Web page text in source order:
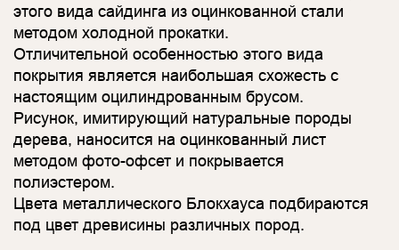
этого вида сайдинга из оцинкованной стали
методом холодной прокатки.
Отличительной особенностью этого вида
покрытия является наибольшая схожесть с
настоящим оцилиндрованным брусом.
Рисунок, имитирующий натуральные породы
дерева, наносится на оцинкованный лист
методом фото-офсет и покрывается
полиэстером.
Цвета металлического Блокхауса подбираются
под цвет древисины различных пород.